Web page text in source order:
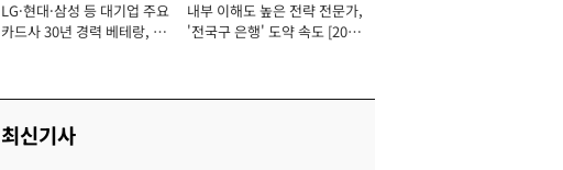
장
LG·현대·삼성 등 대기업 주요
카드사 30년 경력 베테랑, 신
내부 이해도 높은 전략 전문가,
'전국구 은행' 도약 속도 [2026
최신기사